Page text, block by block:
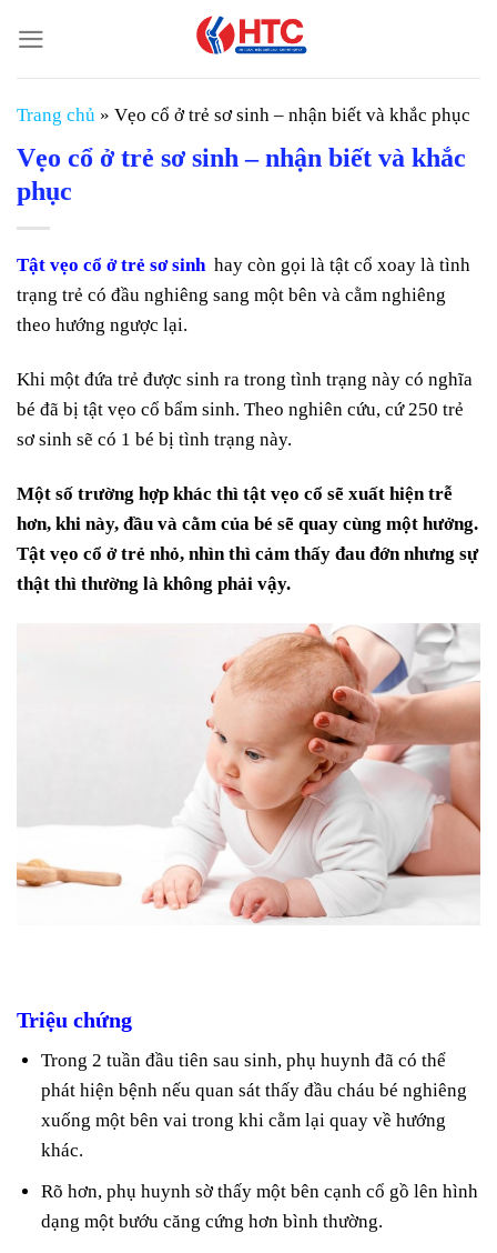
đến
nội
dung
Trang chủ » Vẹo cổ ở trẻ sơ sinh – nhận biết và khắc phục
Vẹo cổ ở trẻ sơ sinh – nhận biết và khắc
phục
Tật vẹo cổ ở trẻ sơ sinh hay còn gọi là tật cổ xoay là tình
trạng trẻ có đầu nghiêng sang một bên và cằm nghiêng
theo hướng ngược lại.
Khi một đứa trẻ được sinh ra trong tình trạng này có nghĩa
bé đã bị tật vẹo cổ bẩm sinh. Theo nghiên cứu, cứ 250 trẻ
sơ sinh sẽ có 1 bé bị tình trạng này.
Một số trường hợp khác thì tật vẹo cổ sẽ xuất hiện trễ
hơn, khi này, đầu và cằm của bé sẽ quay cùng một hưởng.
Tật vẹo cổ ở trẻ nhỏ, nhìn thì cảm thấy đau đớn nhưng sự
thật thì thường là không phải vậy.
Triệu chứng
Trong 2 tuần đầu tiên sau sinh, phụ huynh đã có thể
phát hiện bệnh nếu quan sát thấy đầu cháu bé nghiêng
xuống một bên vai trong khi cằm lại quay về hướng
khác.
Rõ hơn, phụ huynh sờ thấy một bên cạnh cổ gồ lên hình
dạng một bướu căng cứng hơn bình thường.